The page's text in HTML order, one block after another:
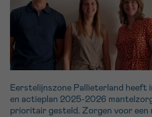
Eerstelijnszone Pallieterland heeft
en actieplan 2025-2026
prioritair gesteld. Zorgen voor een
Ja, stuur mij de nieuwsbrief
Ik aanvaard de gebruiksvoorwaarden
*VERPLICHT VELD
Sturen